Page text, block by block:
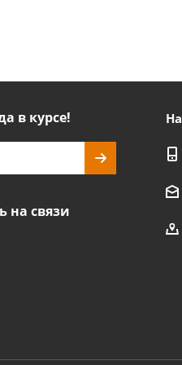
в курсе!
на связи